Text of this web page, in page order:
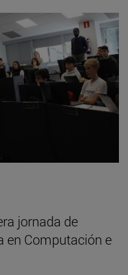
jornada de
en Computación e